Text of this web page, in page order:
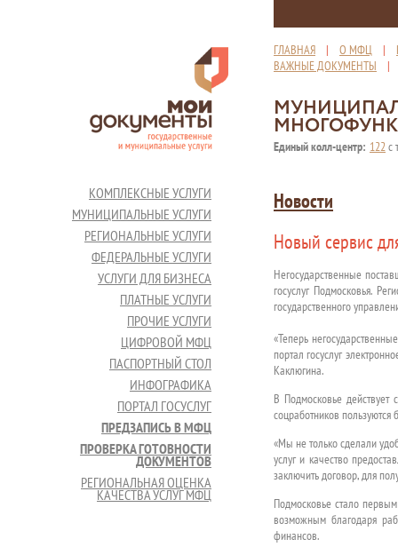
ГЛАВНАЯ | О МФЦ |
ВАЖНЫЕ ДОКУМЕНТЫ
Единый колл-центр: 122с
КОМПЛЕКСНЫЕ УСЛУГИ
МУНИЦИПАЛЬНЫЕ УСЛУГИ
РЕГИОНАЛЬНЫЕ УСЛУГИ
ФЕДЕРАЛЬНЫЕ УСЛУГИ
УСЛУГИ ДЛЯ БИЗНЕСА
ПЛАТНЫЕ УСЛУГИ
ПРОЧИЕ УСЛУГИ
ЦИФРОВОЙ МФЦ
ПАСПОРТНЫЙ СТОЛ
ИНФОГРАФИКА
ПОРТАЛ ГОСУСЛУГ
ПРЕДЗАПИСЬ В МФЦ
ПРОВЕРКА ГОТОВНОСТИ
ДОКУМЕНТОВ
РЕГИОНАЛЬНАЯ ОЦЕНКА
КАЧЕСТВА УСЛУГ МФЦ
Новости
Новый сервис
Негосударственные
госуслуг Подмосковья.
государственного
«Теперь
портал госуслуг
Каклюгина.
В Подмосковье
соцработников
«Мы не только сделали
услуг и качество
заключить договор, для
Подмосковье стало
возможным благодаря
финансов.